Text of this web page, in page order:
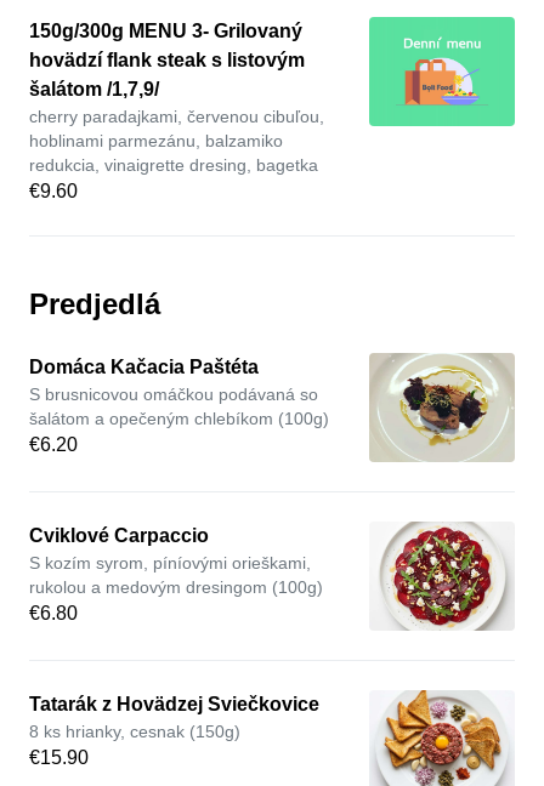
150g/300g MENU 3- Grilovaný
hovädzí flank steak s listovým
šalátom /1,7,9/
cherry paradajkami, červenou cibuľou,
hoblinami parmezánu, balzamiko
redukcia, vinaigrette dresing, bagetka
€9.60
Predjedlá
Domáca Kačacia Paštéta
S brusnicovou omáčkou podávaná so
šalátom a opečeným chlebíkom (100g)
€6.20
Cviklové Carpaccio
S kozím syrom, píníovými orieškami,
rukolou a medovým dresingom (100g)
€6.80
Tatarák z Hovädzej Sviečkovice
8 ks hrianky, cesnak (150g)
€15.90